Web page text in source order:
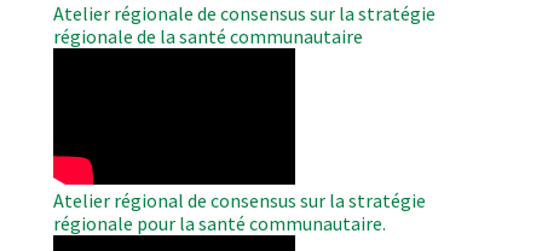
Atelier régionale de consensus sur la stratégie
régionale de la santé communautaire
Atelier régional de consensus sur la stratégie
régionale pour la santé communautaire.